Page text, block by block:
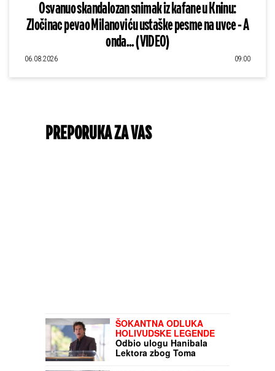
Osvanuo skandalozan snimak iz kafane u Kninu:
Zločinac pevao Milanoviću ustaške pesme na uvce - A
onda... (VIDEO)
06.08.2026 09:00
PREPORUKA ZA VAS
ŠOKANTNA ODLUKA
HOLIVUDSKE LEGENDE
Odbio ulogu Hanibala
Lektora zbog Toma
Kruza: "Bio je to čudan